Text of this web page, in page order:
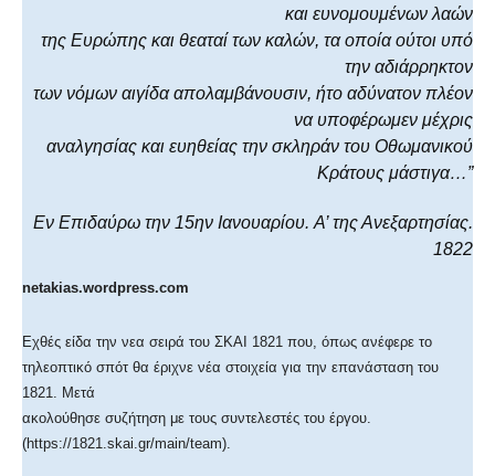
και ευνομουμένων λαών
της Eυρώπης και θεαταί των καλών, τα οποία ούτοι υπό
την αδιάρρηκτον
των νόμων αιγίδα απολαμβάνουσιν, ήτο αδύνατον πλέον
να υποφέρωμεν μέχρις
αναλγησίας και ευηθείας την σκληράν του Oθωμανικού
Kράτους μάστιγα…”
Eν Eπιδαύρω την 15ην Iανουαρίου. A’ της Ανεξαρτησίας.
1822
netakias.wordpress.com
Εχθές είδα την νεα σειρά του ΣΚΑΙ 1821 που, όπως ανέφερε το
τηλεοπτικό σπότ θα έριχνε νέα στοιχεία για την επανάσταση του
1821. Μετά
ακολούθησε συζήτηση με τους συντελεστές του έργου.
(https://1821.skai.gr/main/team).